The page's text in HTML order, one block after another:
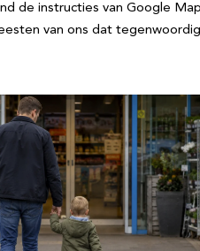
de instructies van Google
van ons dat tegenwoordig